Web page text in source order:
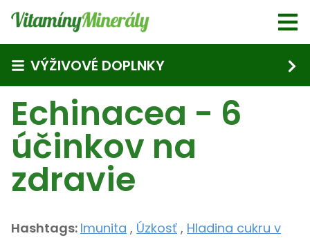
VÝŽIVOVÉ DOPLNKY
Echinacea - 6
účinkov na
zdravie
Hashtags: Imunita , Úzkosť , Hladina cukru v